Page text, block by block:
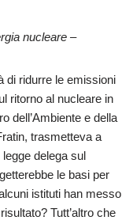
nucleare –
di ridurre le emissioni
ritorno al nucleare in
dell’Ambiente e della
trasmetteva a
delega sul
le basi per
istituti han messo
Tutt’altro che